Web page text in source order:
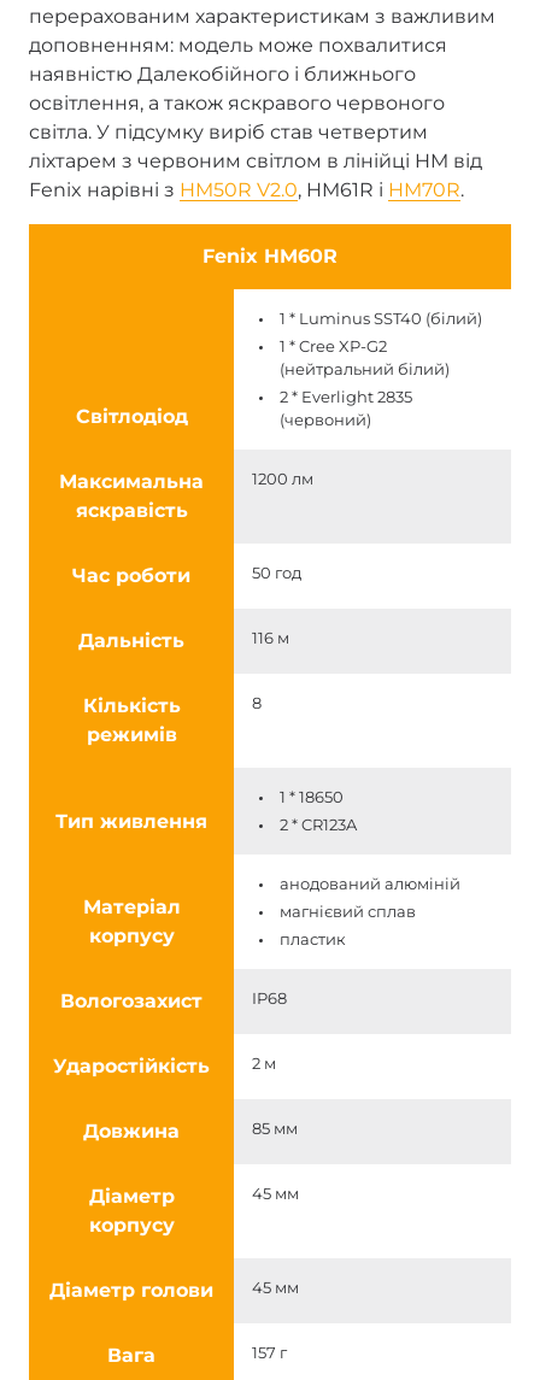
перерахованим характеристикам з важливим
доповненням: модель може похвалитися
наявністю Далекобійного і ближнього
освітлення, а також яскравого червоного
світла. У підсумку виріб став четвертим
ліхтарем з червоним світлом в лінійці HM від
Fenix нарівні з HM50R V2.0, HM61R і HM70R.
Fenix HM60R
Світлодіод
1 * Luminus SST40 (білий)
1 * Cree XP-G2
(нейтральний білий)
2 * Everlight 2835
(червоний)
Максимальна
яскравість
1200 лм
Час роботи 50 год
Дальність 116 м
Кількість
режимів
8
Тип живлення
1 * 18650
2 * CR123A
Матеріал
корпусу
анодований алюміній
магнієвий сплав
пластик
Вологозахист IP68
Ударостійкість 2 м
Довжина 85 мм
Діаметр
корпусу
45 мм
Діаметр голови 45 мм
Вага 157 г